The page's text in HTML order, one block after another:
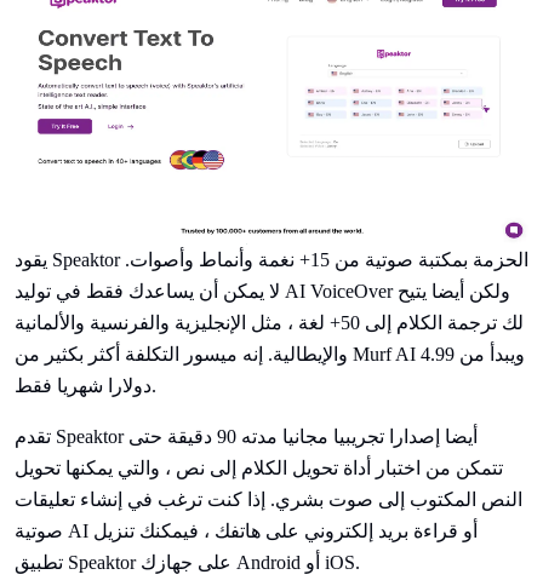
يقود Speaktor الحزمة بمكتبة صوتية من 15+ نغمة وأنماط وأصوات.
لا يمكن أن يساعدك فقط في توليد AI VoiceOver ولكن أيضا يتيح
لك ترجمة الكلام إلى 50+ لغة ، مثل الإنجليزية والفرنسية والألمانية
والإيطالية. إنه ميسور التكلفة أكثر بكثير من Murf AI ويبدأ من 4.99
دولارا شهريا فقط.
تقدم Speaktor أيضا إصدارا تجريبيا مجانيا مدته 90 دقيقة حتى
تتمكن من اختبار أداة تحويل الكلام إلى نص ، والتي يمكنها تحويل
النص المكتوب إلى صوت بشري. إذا كنت ترغب في إنشاء تعليقات
صوتية AI أو قراءة بريد إلكتروني على هاتفك ، فيمكنك تنزيل
تطبيق Speaktor على جهازك Android أو iOS.